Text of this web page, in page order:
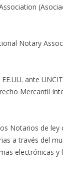
Notary
ante
Mercantil
Notarios de ley
a través del
electrónicas y